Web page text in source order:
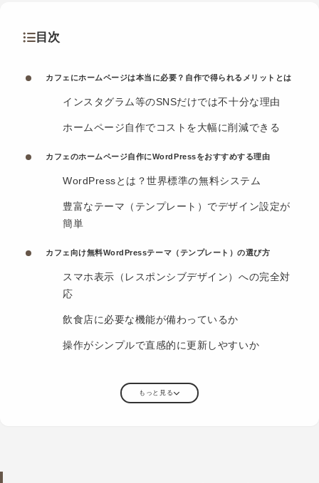
目次
カフェにホームページは本当に必要？自作で得られるメリットとは
インスタグラム等のSNSだけでは不十分な理由
ホームページ自作でコストを大幅に削減できる
カフェのホームページ自作にWordPressをおすすめする理由
WordPressとは？世界標準の無料システム
豊富なテーマ（テンプレート）でデザイン設定が
簡単
カフェ向け無料WordPressテーマ（テンプレート）の選び方
スマホ表示（レスポンシブデザイン）への完全対
応
飲食店に必要な機能が備わっているか
操作がシンプルで直感的に更新しやすいか
もっと見る